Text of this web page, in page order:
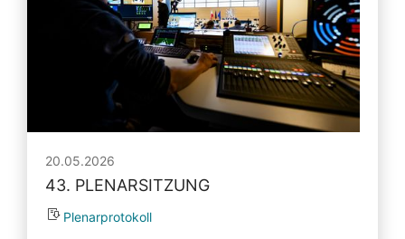
20.05.2026
43. PLENARSITZUNG
Plenarprotokoll